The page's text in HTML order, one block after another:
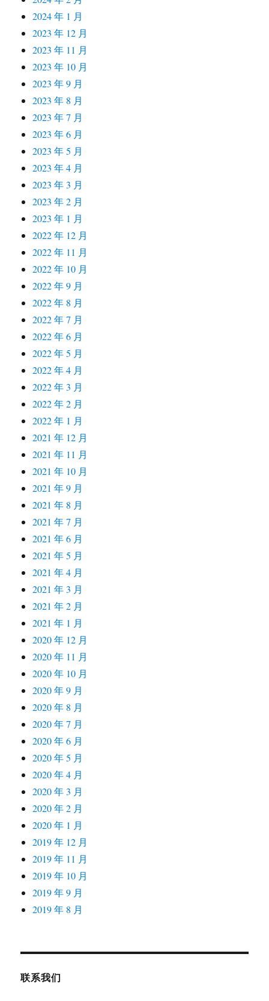
2024 年 1 月
2023 年 12 月
2023 年 11 月
2023 年 10 月
2023 年 9 月
2023 年 8 月
2023 年 7 月
2023 年 6 月
2023 年 5 月
2023 年 4 月
2023 年 3 月
2023 年 2 月
2023 年 1 月
2022 年 12 月
2022 年 11 月
2022 年 10 月
2022 年 9 月
2022 年 8 月
2022 年 7 月
2022 年 6 月
2022 年 5 月
2022 年 4 月
2022 年 3 月
2022 年 2 月
2022 年 1 月
2021 年 12 月
2021 年 11 月
2021 年 10 月
2021 年 9 月
2021 年 8 月
2021 年 7 月
2021 年 6 月
2021 年 5 月
2021 年 4 月
2021 年 3 月
2021 年 2 月
2021 年 1 月
2020 年 12 月
2020 年 11 月
2020 年 10 月
2020 年 9 月
2020 年 8 月
2020 年 7 月
2020 年 6 月
2020 年 5 月
2020 年 4 月
2020 年 3 月
2020 年 2 月
2020 年 1 月
2019 年 12 月
2019 年 11 月
2019 年 10 月
2019 年 9 月
2019 年 8 月
联系我们